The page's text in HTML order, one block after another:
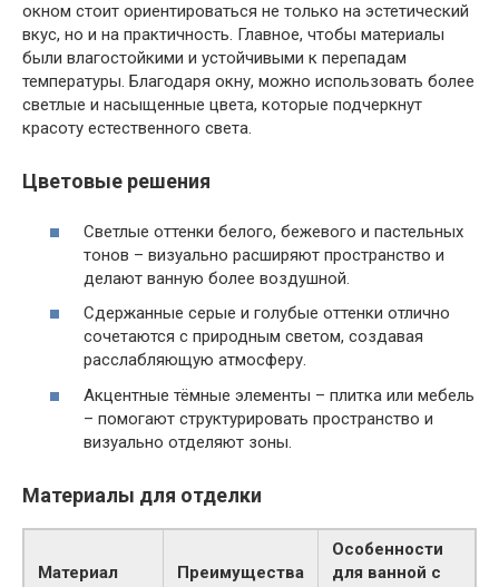
окном стоит ориентироваться не только на эстетический
вкус, но и на практичность. Главное, чтобы материалы
были влагостойкими и устойчивыми к перепадам
температуры. Благодаря окну, можно использовать более
светлые и насыщенные цвета, которые подчеркнут
красоту естественного света.
Цветовые решения
Светлые оттенки белого, бежевого и пастельных
тонов – визуально расширяют пространство и
делают ванную более воздушной.
Сдержанные серые и голубые оттенки отлично
сочетаются с природным светом, создавая
расслабляющую атмосферу.
Акцентные тёмные элементы – плитка или мебель
– помогают структурировать пространство и
визуально отделяют зоны.
Материалы для отделки
Материал Преимущества
Особенности
для ванной с